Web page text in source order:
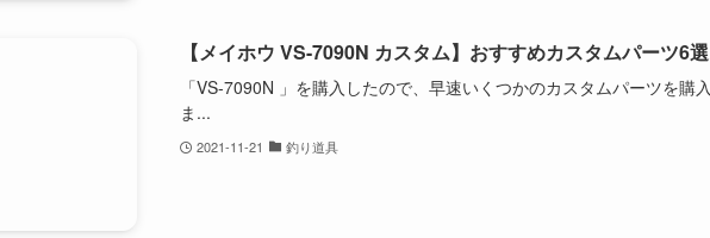
【メイホウ VS-7090N カスタム】おすすめカスタムパーツ6選
「VS-7090N 」を購入したので、早速いくつかのカスタムパーツを購
ま...
2021-11-21 釣り道具